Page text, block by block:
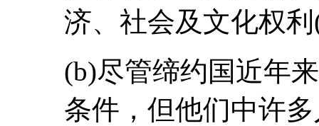
济、社会及文化权
(b)尽管缔约国近年
条件，但他们中许